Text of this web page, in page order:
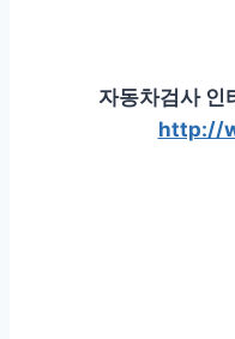
자동차검사 인
http://